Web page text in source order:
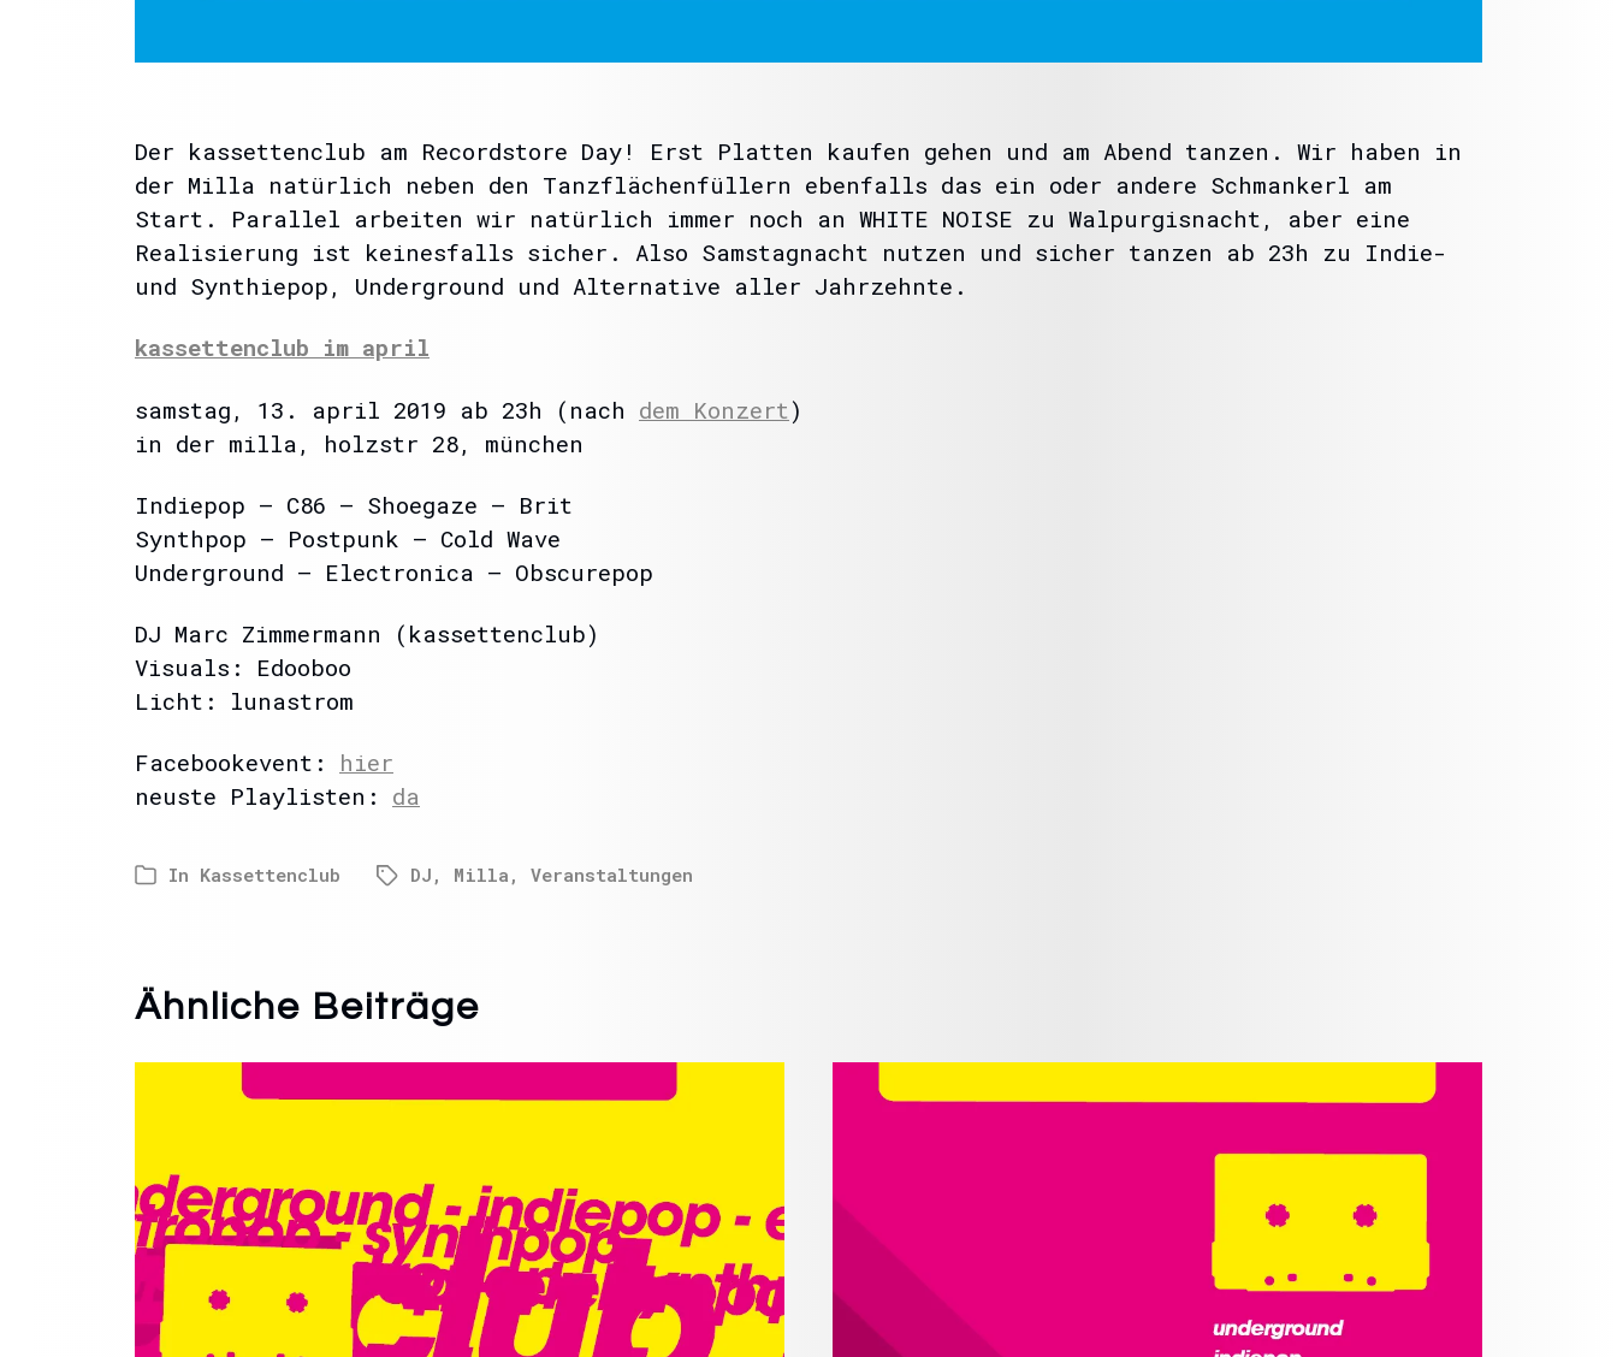
Der kassettenclub am Recordstore Day! Erst Platten kaufen gehen und am Abend tanzen. Wir haben in
der Milla natürlich neben den Tanzflächenfüllern ebenfalls das ein oder andere Schmankerl am
Start. Parallel arbeiten wir natürlich immer noch an WHITE NOISE zu Walpurgisnacht, aber eine
Realisierung ist keinesfalls sicher. Also Samstagnacht nutzen und sicher tanzen ab 23h zu Indie-
und Synthiepop, Underground und Alternative aller Jahrzehnte.
kassettenclub im april
samstag, 13. april 2019 ab 23h (nach dem Konzert )
in der milla, holzstr 28, münchen
Indiepop – C86 – Shoegaze – Brit
Synthpop – Postpunk – Cold Wave
Underground – Electronica – Obscurepop
DJ Marc Zimmermann (kassettenclub)
Visuals: Edooboo
Licht: lunastrom
Facebookevent: hier
neuste Playlisten: da
In Kassettenclub DJ , Milla , Veranstaltungen
Ähnliche Beiträge